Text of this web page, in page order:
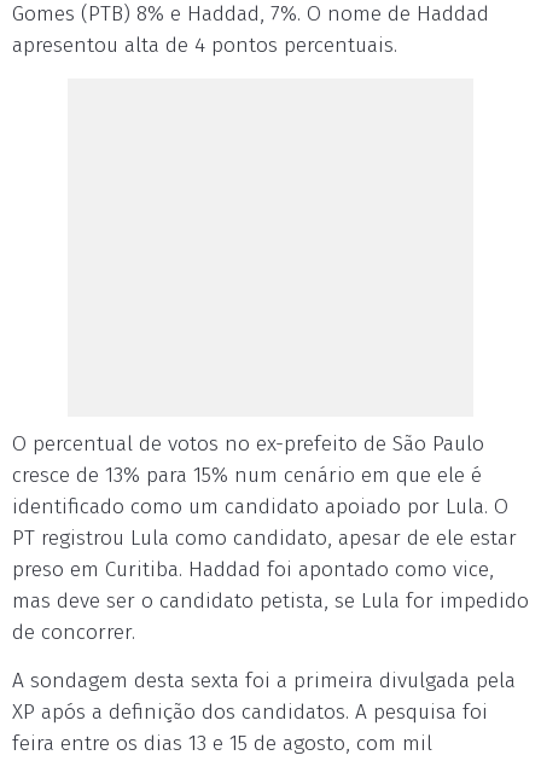
Gomes (PTB) 8% e Haddad, 7%. O nome de Haddad
apresentou alta de 4 pontos percentuais.
O percentual de votos no ex-prefeito de São Paulo
cresce de 13% para 15% num cenário em que ele é
identificado como um candidato apoiado por Lula. O
PT registrou Lula como candidato, apesar de ele estar
preso em Curitiba. Haddad foi apontado como vice,
mas deve ser o candidato petista, se Lula for impedido
de concorrer.
A sondagem desta sexta foi a primeira divulgada pela
XP após a definição dos candidatos. A pesquisa foi
feira entre os dias 13 e 15 de agosto, com mil